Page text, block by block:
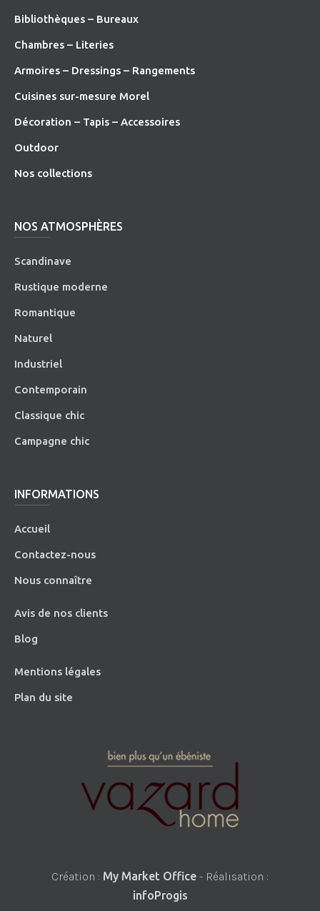
Bibliothèques – Bureaux
Chambres – Literies
Armoires – Dressings – Rangements
Cuisines sur-mesure Morel
Décoration – Tapis – Accessoires
Outdoor
Nos collections
NOS ATMOSPHÈRES
Scandinave
Rustique moderne
Romantique
Naturel
Industriel
Contemporain
Classique chic
Campagne chic
INFORMATIONS
Accueil
Contactez-nous
Nous connaître
Avis de nos clients
Blog
Mentions légales
Plan du site
Création : My Market Office - Réalisation :
infoProgis